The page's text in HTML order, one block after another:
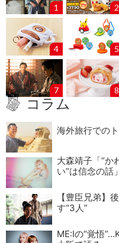
1 2
4 5
7 8
コラム
海外旅行での
大森靖子「“か
い”は信念の話」
【豊臣兄弟】
す“3人”
ME:Iの“覚悟